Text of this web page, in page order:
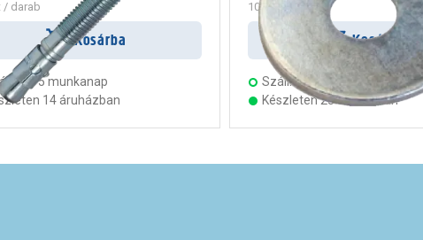
/ darab
Kosárba
5 munkanap
14 áruházban
100 Ft
Kosárba
Szállítás: 5 munkanap
Készleten 23 áruházban